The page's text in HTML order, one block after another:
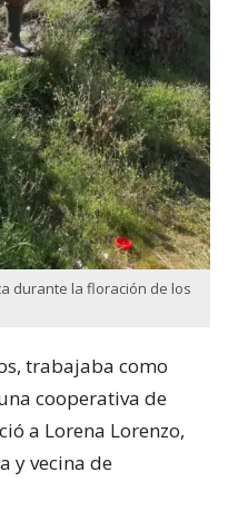
durante la floración de los
trabajaba como
cooperativa de
a Lorena Lorenzo,
y vecina de